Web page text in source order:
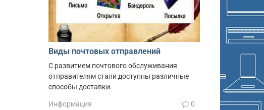
Виды почтовых отправлений
С развитием почтового обслуживания
отправителям стали доступны различные
способы доставки.
Информация 0